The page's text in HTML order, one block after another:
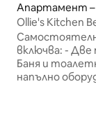
Апартамент –
Ollie's Kitchen
Кухин Бед енд
включва: - Две
Баня и тоалетна -
напълно